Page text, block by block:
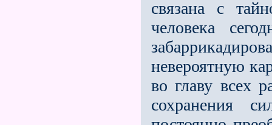
связана с
человека
невероятную
во главу всех
сохранения